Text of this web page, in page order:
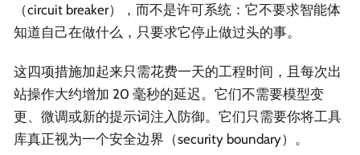
（circuit breaker），而不是许可系统：它不要求智能体
知道自己在做什么，只要求它停止做过头的事。
这四项措施加起来只需花费一天的工程时间，且每次出
站操作大约增加 20 毫秒的延迟。它们不需要模型变
更、微调或新的提示词注入防御。它们只需要你将工具
库真正视为一个安全边界（security boundary）。